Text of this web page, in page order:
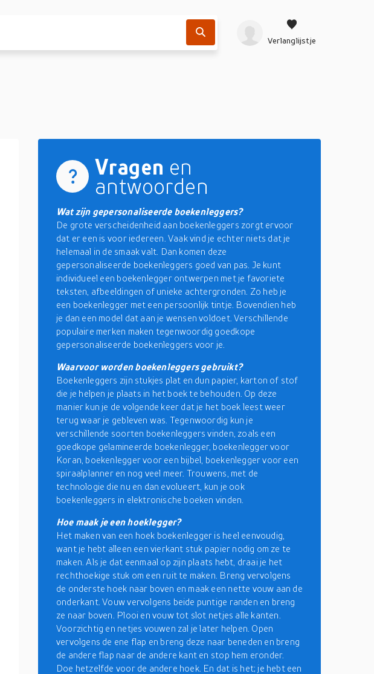
Verlanglijstje
Vragen en
antwoorden
Wat zijn gepersonaliseerde boekenleggers?
De grote verscheidenheid aan boekenleggers zorgt ervoor
dat er een is voor iedereen. Vaak vind je echter niets dat je
helemaal in de smaak valt. Dan komen deze
gepersonaliseerde boekenleggers goed van pas. Je kunt
individueel een boekenlegger ontwerpen met je favoriete
teksten, afbeeldingen of unieke achtergronden. Zo heb je
een boekenlegger met een persoonlijk tintje. Bovendien heb
je dan een model dat aan je wensen voldoet. Verschillende
populaire merken maken tegenwoordig goedkope
gepersonaliseerde boekenleggers voor je.
Waarvoor worden boekenleggers gebruikt?
Boekenleggers zijn stukjes plat en dun papier, karton of stof
die je helpen je plaats in het boek te behouden. Op deze
manier kun je de volgende keer dat je het boek leest weer
terug waar je gebleven was. Tegenwoordig kun je
verschillende soorten boekenleggers vinden, zoals een
goedkope gelamineerde boekenlegger, boekenlegger voor
Koran, boekenlegger voor een bijbel, boekenlegger voor een
spiraalplanner en nog veel meer. Trouwens, met de
technologie die nu en dan evolueert, kun je ook
boekenleggers in elektronische boeken vinden.
Hoe maak je een hoeklegger?
Het maken van een hoek boekenlegger is heel eenvoudig,
want je hebt alleen een vierkant stuk papier nodig om ze te
maken. Als je dat eenmaal op zijn plaats hebt, draai je het
rechthoekige stuk om een ruit te maken. Breng vervolgens
de onderste hoek naar boven en maak een nette vouw aan de
onderkant. Vouw vervolgens beide puntige randen en breng
ze naar boven. Plooi en vouw tot slot netjes alle kanten.
Voorzichtig en netjes vouwen zal je later helpen. Open
vervolgens de ene flap en breng deze naar beneden en breng
de andere flap naar de andere kant en stop hem eronder.
Doe hetzelfde voor de andere hoek. En dat is het; je hebt een